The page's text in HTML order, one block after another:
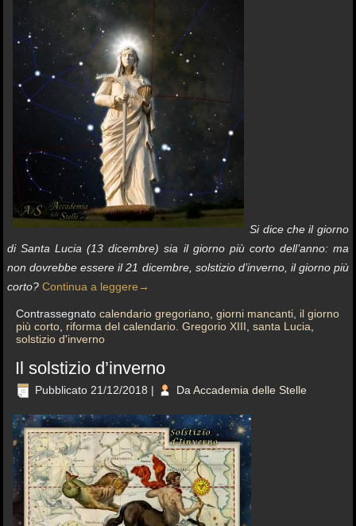
Si dice che il giorno
di Santa Lucia (13 dicembre) sia il giorno più corto dell’anno: ma
non dovrebbe essere il 21 dicembre, solstizio d’inverno, il giorno più
corto? Continua a leggere →
Contrassegnato calendario gregoriano ,giorni mancanti il giorno
più corto riforma del calendario. Gregorio XIII ,santa Lucia
solstizio d'inverno
Il solstizio d’inverno
Pubblicato 21/12/2018 | Da Accademia delle Stelle